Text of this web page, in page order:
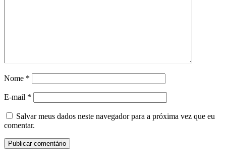
Nome *
E-mail *
Salvar meus dados neste navegador para a próxima vez que eu
comentar.